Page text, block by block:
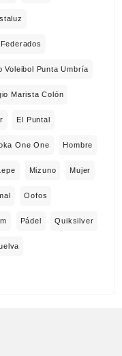
Voleibol Punta Umbría
Marista Colón
El Puntal
One One Hombre
Mizuno Mujer
Oofos
Pádel Quiksilver